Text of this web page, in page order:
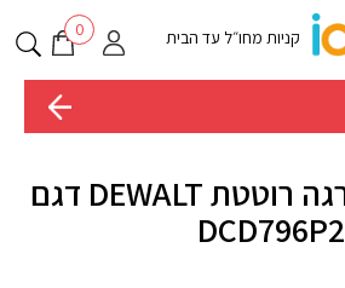
קניות מחו״ל עד הבית 0
מקדחה / מברגה רוטטת DEWALT דגם
DCD796P2